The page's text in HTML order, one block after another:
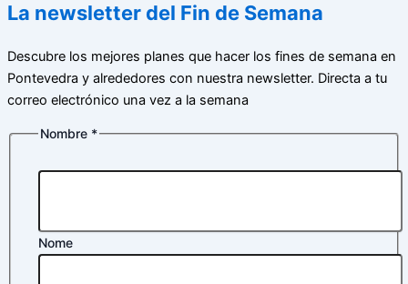
La newsletter del Fin de Semana
Descubre los mejores planes que hacer los fines de semana en
Pontevedra y alrededores con nuestra newsletter. Directa a tu
correo electrónico una vez a la semana
Nombre *
Nome